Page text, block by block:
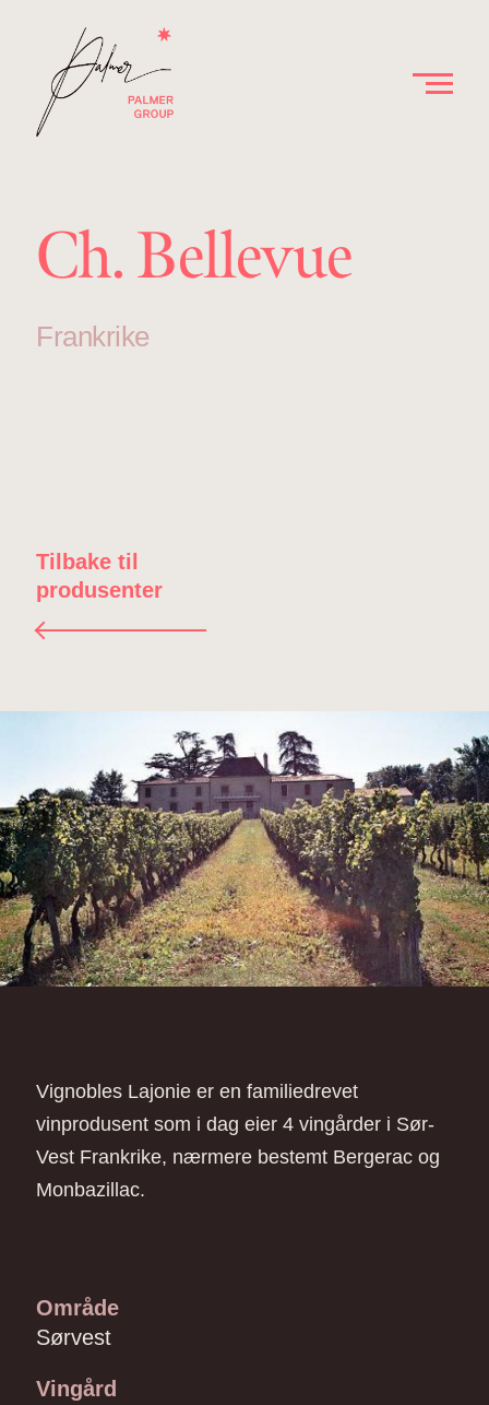
Ch. Bellevue
Frankrike
Tilbake til
produsenter
Vignobles Lajonie er en familiedrevet
vinprodusent som i dag eier 4 vingårder i Sør-
Vest Frankrike, nærmere bestemt Bergerac og
Monbazillac.
Område
Sørvest
Vingård